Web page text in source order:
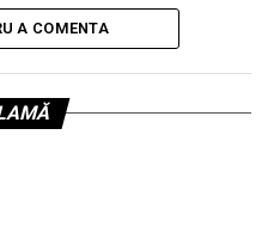
A COMENTA